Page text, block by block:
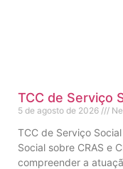
TCC de Serviço
5 de agosto de 2026
TCC de Serviço
Social sobre CRAS e
compreender a